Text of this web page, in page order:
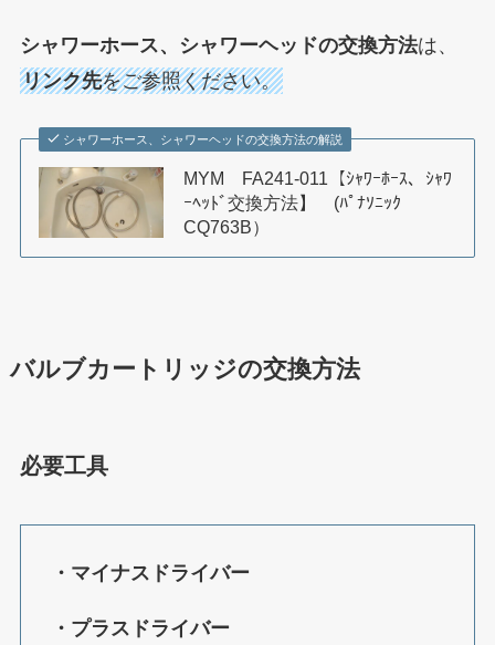
シャワーホース、シャワーヘッドの交換方法は、
リンク先をご参照ください。
シャワーホース、シャワーヘッドの交換方法の解説
MYM FA241-011【ｼｬﾜｰﾎｰｽ、ｼｬﾜ
ｰﾍｯﾄﾞ交換方法】 (ﾊﾟﾅｿﾆｯｸ
CQ763B）
バルブカートリッジの交換方法
必要工具
・マイナスドライバー
・プラスドライバー